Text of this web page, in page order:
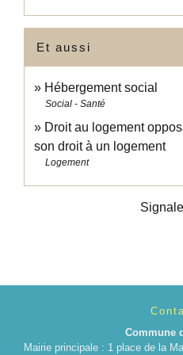
Et aussi
Hébergement social
Social - Santé
Droit au logement
son droit à un logement
Logement
Commune
Mairie principale : 1 place de la